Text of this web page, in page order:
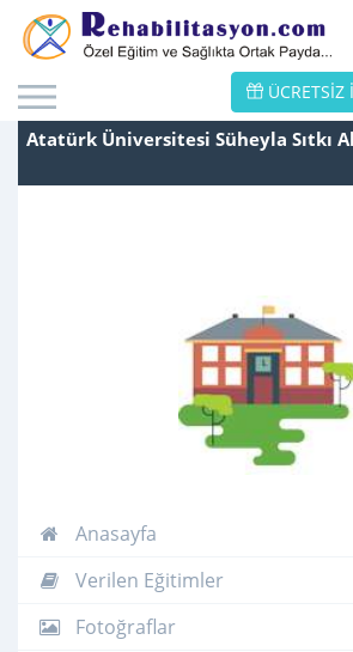
ÜCRETSİZ
Atatürk Üniversitesi Süheyla Sıtkı
Anasayfa
Verilen Eğitimler
Fotoğraflar